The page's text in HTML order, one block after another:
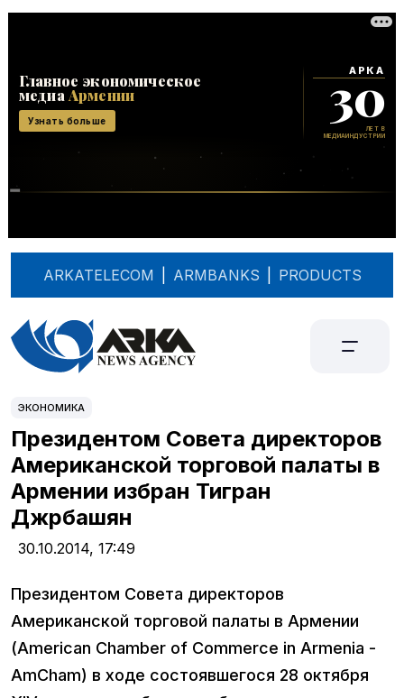
ARKATELECOM ARMBANKS PRODUCTS
ЭКОНОМИКА
Президентом Совета директоров
Американской торговой палаты в
Армении избран Тигран
Джрбашян
30.10.2014, 17:49
Президентом Совета директоров
Американской торговой палаты в Армении
(American Chamber of Commerce in Armenia -
AmCham) в ходе состоявшегося 28 октября